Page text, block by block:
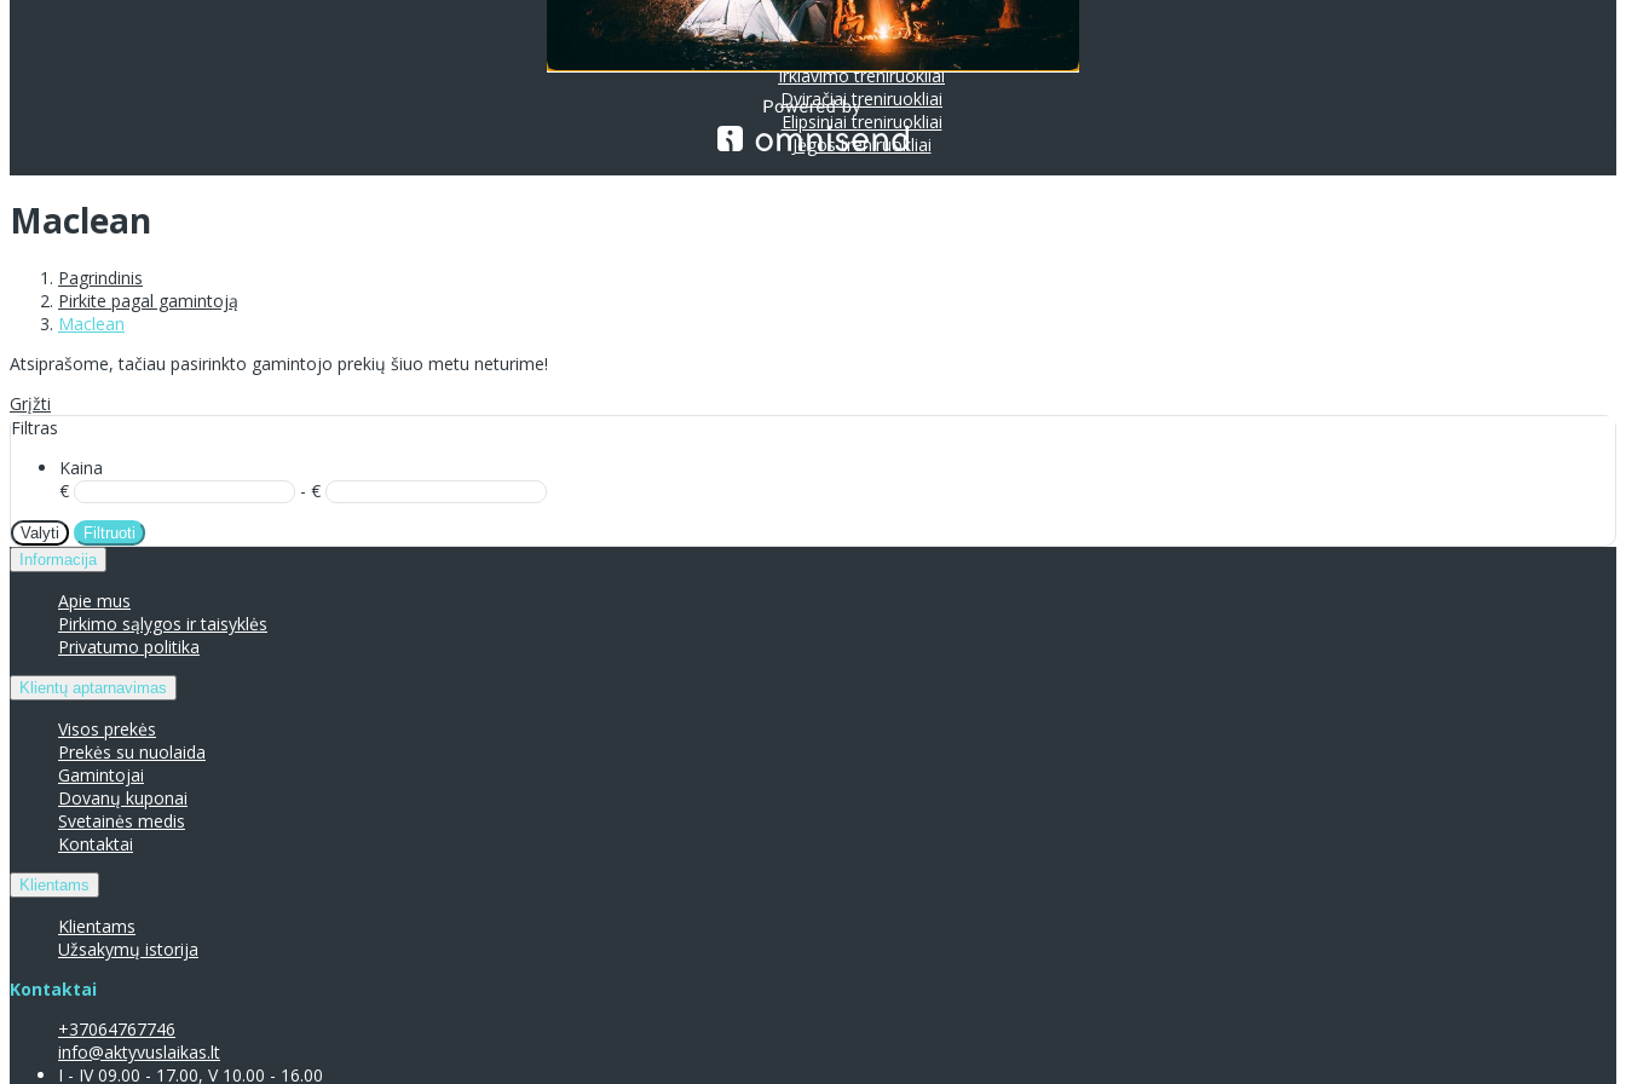
Treniruokliai
Bėgimo takeliai
Irklavimo treniruokliai
Dviračiai treniruokliai
Elipsiniai treniruokliai
Jėgos treniruokliai
Maclean
Pagrindinis
Pirkite pagal gamintoją
Maclean
Atsiprašome, tačiau pasirinkto gamintojo prekių šiuo metu neturime!
Grįžti
Filtras
Kaina
€
- €
Valyti
Filtruoti
Informacija
Apie mus
Pirkimo sąlygos ir taisyklės
Privatumo politika
Klientų aptarnavimas
Visos prekės
Prekės su nuolaida
Gamintojai
Dovanų kuponai
Svetainės medis
Kontaktai
Klientams
Klientams
Užsakymų istorija
Kontaktai
+37064767746
info@aktyvuslaikas.lt
I - IV 09.00 - 17.00, V 10.00 - 16.00